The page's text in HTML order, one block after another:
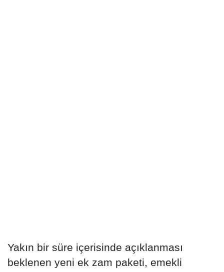
Yakın bir süre içerisinde açıklanması
beklenen yeni ek zam paketi, emekli